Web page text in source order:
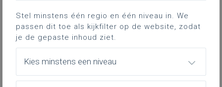
Verken op deze leerplanpagina hoe je in
jouw STEM-lessen meer effect
kunt generen bij de leerlingen.
Gekoppelde leerplannen
Stel minstens één regio en één niveau in. We
passen dit toe als kijkfilter op de website, zodat
je de gepaste inhoud ziet.
Kies minstens een niveau